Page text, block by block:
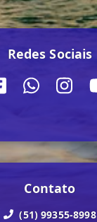
Redes Sociais
Contato
(51) 99355-8998